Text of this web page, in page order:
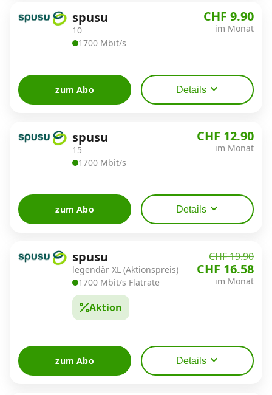
Alle Mobile-Vergleiche
Internet, TV, Telefon
News
spusu
10
1700 Mbit/s
CHF 9.90
im Monat
zum Abo Details
spusu
15
1700 Mbit/s
CHF 12.90
im Monat
zum Abo Details
spusu
legendär XL (Aktionspreis)
1700 Mbit/s Flatrate
Aktion
CHF 19.90
CHF 16.58
im Monat
zum Abo Details